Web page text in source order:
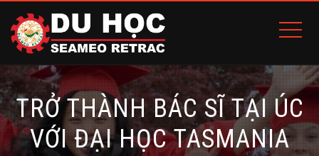
TRỞ THÀNH BÁC SĨ TẠI ÚC
VỚI ĐẠI HỌC TASMANIA